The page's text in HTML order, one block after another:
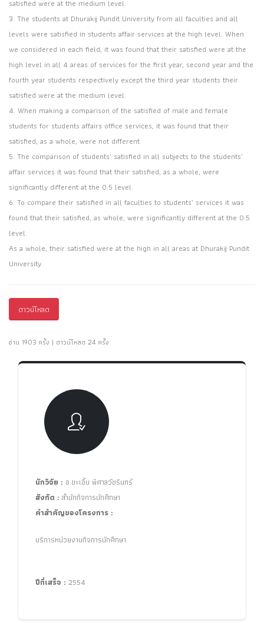
satisfied were at the medium level.
3. The students at Dhurakij Pundit University from all faculties and all
levels were satisfied in students affair services at the high level. When
we considered in each field, it was found that their satisfied were at the
high level in all 4 areas of services for the first year, second year and the
fourth year students respectively except the third year students their
satisfied were at the medium level.
4. When making a comparison of the satisfied of male and female
students for students affairs office services, it was found that their
satisfied, as a whole, were not different
5. The comparison of students’ satisfied in all subjects to the students’
affair services it was found that their satisfied, as a whole, were
significantly different at the 0.5 level.
6. To compare their satisfied in all faculties to students’ services it was
found that their satisfied, as whole, were significantly different at the 0.5
level.
As a whole, their satisfied were at the high in all areas at Dhurakij Pundit
University.
ดาวน์โหลด
อ่าน 1903 ครั้ง | ดาวน์โหลด 24 ครั้ง
นักวิจัย : อ.ชะเอิ้น พิศาลวัชรินทร์
สังกัด : สำนักกิจการนักศึกษา
คำสำคัญของโครงการ :
บริการหน่วยงานกิจการนักศึกษา
ปีที่เสร็จ : 2554